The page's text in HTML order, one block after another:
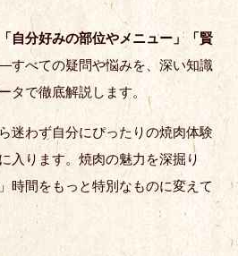
自分好みの部位やメニュー」「賢
べての疑問や悩みを、深い知識
タで徹底解説します。
迷わず自分にぴったりの焼肉体験
入ります。焼肉の魅力を深掘り
時間をもっと特別なものに変えて